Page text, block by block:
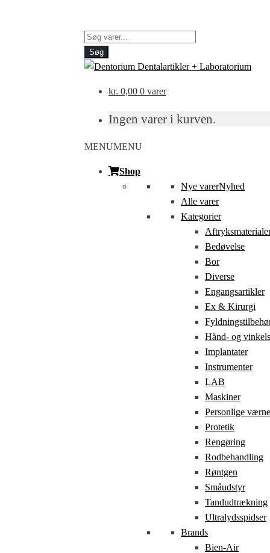
Products
search
Søg
kr. 0,00 0 varer
Ingen varer i kurven.
MENUMENU
Shop
Nye varerNyhed
Alle varer
Kategorier
Bedøvelse
Bor
Diverse
Engangsartikler
Ex & Kirurgi
Hånd- og
Implantater
Instrumenter
LAB
Maskiner
Personlige
Protetik
Rengøring
Rodbehandling
Røntgen
Småudstyr
Tandudtrækning
Ultralydsspidser
Brands
Bien-Air